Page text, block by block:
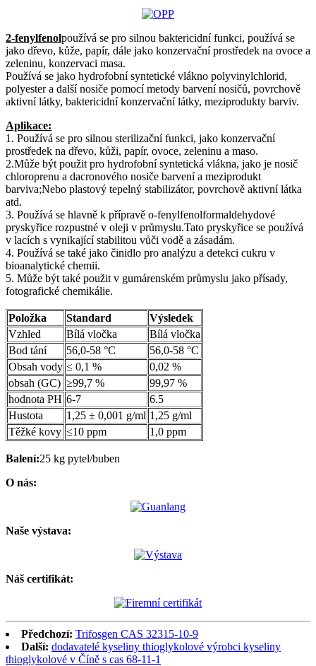
2-fenylfenolpoužívá se pro silnou baktericidní funkci, používá se
jako dřevo, kůže, papír, dále jako konzervační prostředek na ovoce a
zeleninu, konzervaci masa.
Používá se jako hydrofobní syntetické vlákno polyvinylchlorid,
polyester a další nosiče pomocí metody barvení nosičů, povrchově
aktivní látky, baktericidní konzervační látky, meziprodukty barviv.
Aplikace:
1. Používá se pro silnou sterilizační funkci, jako konzervační
prostředek na dřevo, kůži, papír, ovoce, zeleninu a maso.
2.Může být použit pro hydrofobní syntetická vlákna, jako je nosič
chloroprenu a dacronového nosiče barvení a meziprodukt
barviva;Nebo plastový tepelný stabilizátor, povrchově aktivní látka
atd.
3. Používá se hlavně k přípravě o-fenylfenolformaldehydové
pryskyřice rozpustné v oleji v průmyslu.Tato pryskyřice se používá
v lacích s vynikající stabilitou vůči vodě a zásadám.
4. Používá se také jako činidlo pro analýzu a detekci cukru v
bioanalytické chemii.
5. Může být také použit v gumárenském průmyslu jako přísady,
fotografické chemikálie.
Položka Standard
Výsledek
Vzhled
Bílá vločka
Bílá vločka
Bod tání
56,0-58 °C
56,0-58 °C
Obsah vody ≤ 0,1 %
0,02 %
obsah (GC) ≥99,7 %
99,97 %
hodnota PH 6-7
6.5
Hustota
1,25 ± 0,001 g/ml 1,25 g/ml
Těžké kovy ≤10 ppm 1,0 ppm
Balení:25 kg pytel/buben
O nás:
Naše výstava:
Náš certifikát:
Předchozí: Trifosgen CAS 32315-10-9
Další: dodavatelé kyseliny thioglykolové výrobci kyseliny
thioglykolové v Číně s cas 68-11-1